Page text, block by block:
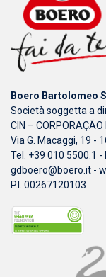
Boero Bartolomeo
Società soggetta a
CIN – CORPORAÇÃO
Via G. Macaggi, 19 -
Tel. +39 010 5500.1
gdboero@boero.it -
P.I. 00267120103